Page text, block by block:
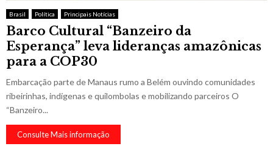
Brasil Política Principais Notícias
Barco Cultural “Banzeiro da
Esperança” leva lideranças amazônicas
para a COP30
Embarcação parte de Manaus rumo a Belém ouvindo comunidades
ribeirinhas, indígenas e quilombolas e mobilizando parceiros O
“Banzeiro...
Consulte Mais informação